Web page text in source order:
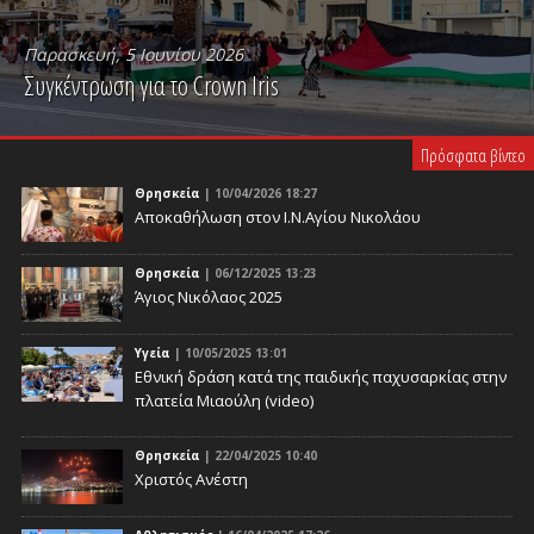
Παρασκευή, 5 Ιουνίου 2026
Συγκέντρωση για το Crown Iris
PLAY VIDEO
Πρόσφατα βίντεο
Θρησκεία | 10/04/2026 18:27
Αποκαθήλωση στον Ι.Ν.Αγίου Νικολάου
Θρησκεία | 06/12/2025 13:23
Άγιος Νικόλαος 2025
Υγεία | 10/05/2025 13:01
Eθνική δράση κατά της παιδικής παχυσαρκίας στην
πλατεία Μιαούλη (video)
Θρησκεία | 22/04/2025 10:40
Χριστός Ανέστη